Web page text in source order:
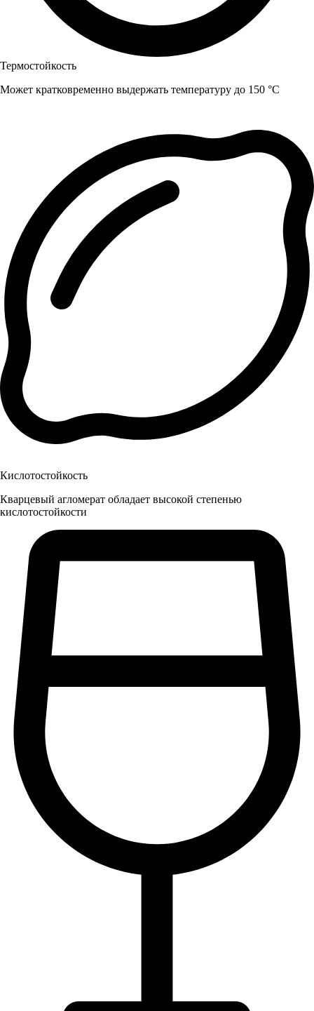
Термостойкость
Может кратковременно выдержать температуру до 150 °C
Кислотостойкость
Кварцевый агломерат обладает высокой степенью
кислотостойкости